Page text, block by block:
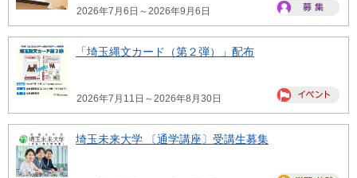
2026年7月6日～2026年9月6日
「埼玉縄文カード（第２弾）」配布
2026年7月11日～2026年8月30日
埼玉未来大学 〔通学講座〕受講生募集